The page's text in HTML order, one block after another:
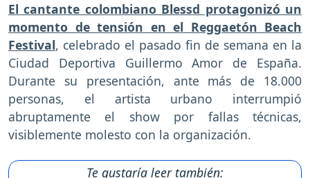
El cantante colombiano Blessd protagonizó un
momento de tensión en el Reggaetón Beach
Festival, celebrado el pasado fin de semana en la
Ciudad Deportiva Guillermo Amor de España.
Durante su presentación, ante más de 18.000
personas, el artista urbano interrumpió
abruptamente el show por fallas técnicas,
visiblemente molesto con la organización.
Te gustaría leer también: